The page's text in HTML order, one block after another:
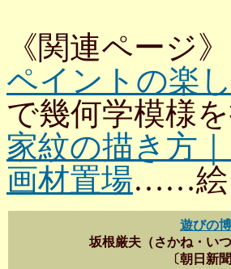
《関連ページ》
ペイントの楽
で幾何学模様を
家紋の描き方
画材置場……絵
遊びの
坂根厳夫（さかね・いつ
〔朝日新